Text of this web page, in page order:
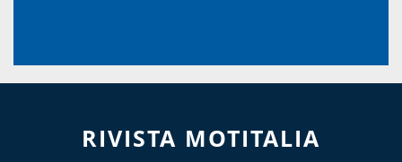
RIVISTA MOTITALIA